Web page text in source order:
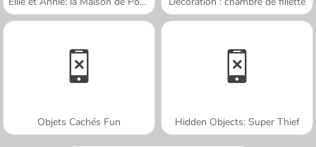
Objets Cachés Fun Hidden Objects: Super Thief